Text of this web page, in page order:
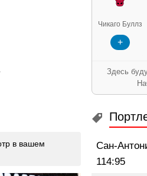
в вашем
Чикаго Буллз
Здесь
Сан-
114:95